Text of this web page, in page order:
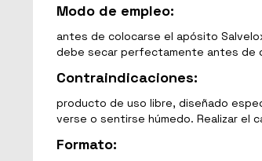
Modo de empleo:
antes de colocarse el apósito
debe secar perfectamente antes de
Contraindicaciones:
producto de uso libre, diseñado
verse o sentirse húmedo. Realizar el
Formato: